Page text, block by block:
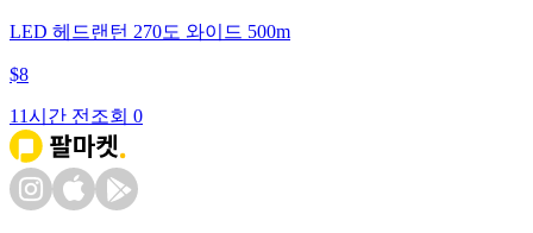
LED 헤드랜턴 270도 와이드 500m
$8
11시간 전 조회 0